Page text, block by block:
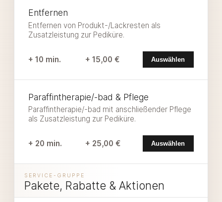
Entfernen
Entfernen von Produkt-/Lackresten als
Zusatzleistung zur Pediküre.
+ 10 min. + 15,00 € Auswählen
Paraffintherapie/-bad & Pflege
Paraffintherapie/-bad mit anschließender Pflege
als Zusatzleistung zur Pediküre.
+ 20 min. + 25,00 € Auswählen
SERVICE-GRUPPE
Pakete, Rabatte & Aktionen